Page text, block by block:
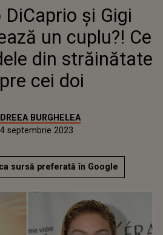
HADID FORMEAZĂ UN CUPLU?!
CE SCRIU TABLOIDELE DIN
STRĂINĂTATE DESPRE CEI DOI
DiCaprio și Gigi
un cuplu?! Ce
din străinătate
cei doi
BURGHELEA
septembrie 2023
sursă preferată în Google